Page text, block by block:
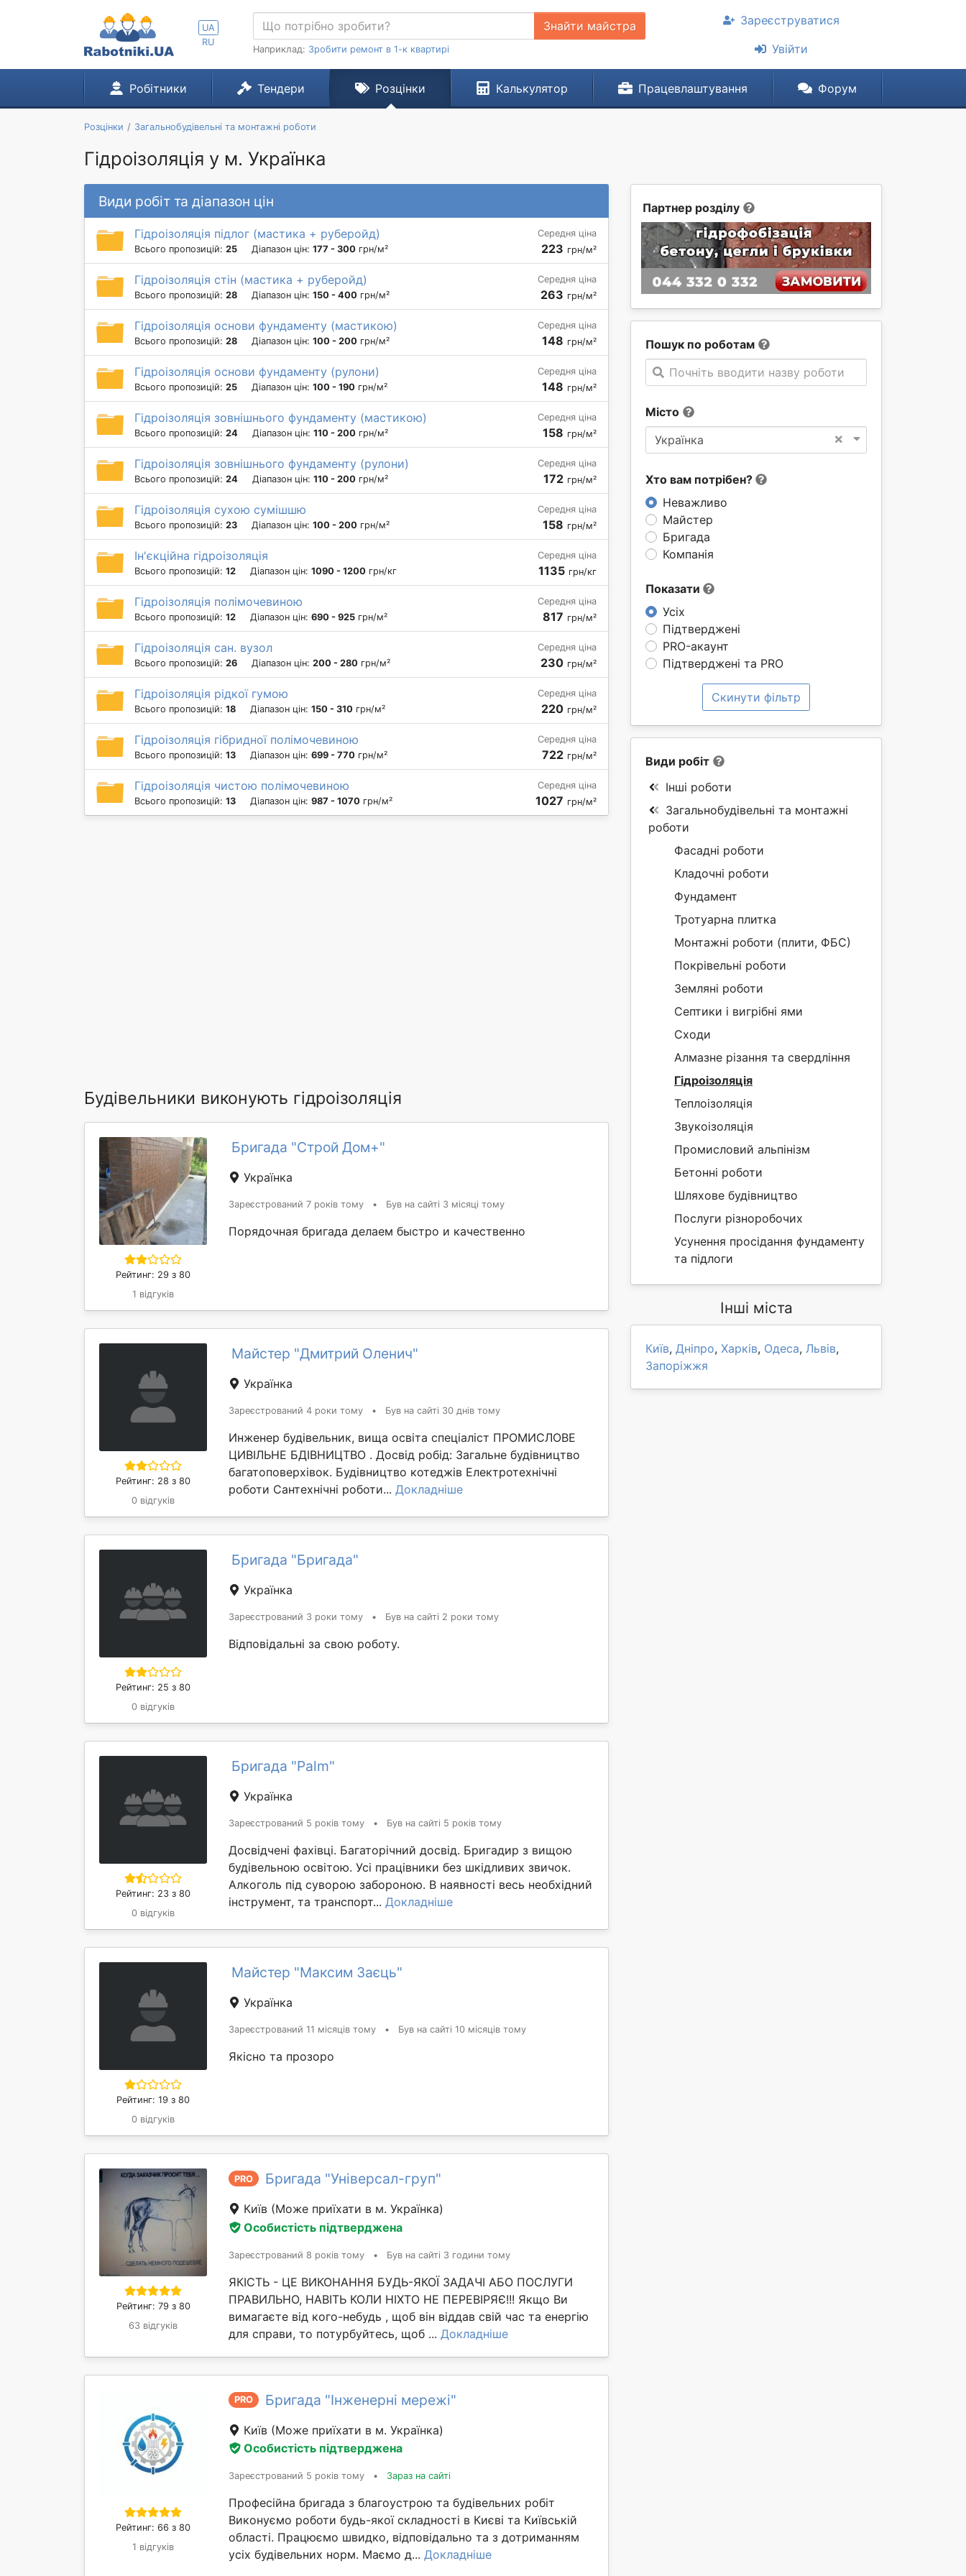
UA
RU
Знайти майстра
Наприклад: Зробити ремонт в 1-к квартирі
Зареєструватися
Увійти
Робітники Тендери Розцінки Калькулятор Працевлаштування Форум
Розцінки Загальнобудівельні та монтажні роботи
Гідроізоляція у м. Українка
Партнер розділу
Пошук по роботам
Почніть вводити назву роботи
Місто
×
Українка
Хто вам потрібен?
Неважливо
Майстер
Бригада
Компанія
Показати
Усіх
Підтверджені
PRO-акаунт
Підтверджені та PRO
Скинути фільтр
Види робіт та діапазон цін
Гідроізоляція підлог (мастика + руберойд)
Всього пропозицій: 25 Діапазон цін: 177 - 300 грн/м²
Середня ціна
223 грн/м²
Гідроізоляція стін (мастика + руберойд)
Всього пропозицій: 28 Діапазон цін: 150 - 400 грн/м²
Середня ціна
263 грн/м²
Гідроізоляція основи фундаменту (мастикою)
Всього пропозицій: 28 Діапазон цін: 100 - 200 грн/м²
Середня ціна
148 грн/м²
Гідроізоляція основи фундаменту (рулони)
Всього пропозицій: 25 Діапазон цін: 100 - 190 грн/м²
Середня ціна
148 грн/м²
Гідроізоляція зовнішнього фундаменту (мастикою)
Всього пропозицій: 24 Діапазон цін: 110 - 200 грн/м²
Середня ціна
158 грн/м²
Гідроізоляція зовнішнього фундаменту (рулони)
Всього пропозицій: 24 Діапазон цін: 110 - 200 грн/м²
Середня ціна
172 грн/м²
Гідроізоляція сухою сумішшю
Всього пропозицій: 23 Діапазон цін: 100 - 200 грн/м²
Середня ціна
158 грн/м²
Ін'єкційна гідроізоляція
Всього пропозицій: 12 Діапазон цін: 1090 - 1200 грн/кг
Середня ціна
1135 грн/кг
Гідроізоляція полімочевиною
Всього пропозицій: 12 Діапазон цін: 690 - 925 грн/м²
Середня ціна
817 грн/м²
Гідроізоляція сан. вузол
Всього пропозицій: 26 Діапазон цін: 200 - 280 грн/м²
Середня ціна
230 грн/м²
Гідроізоляція рідкої гумою
Всього пропозицій: 18 Діапазон цін: 150 - 310 грн/м²
Середня ціна
220 грн/м²
Гідроізоляція гібридної полімочевиною
Всього пропозицій: 13 Діапазон цін: 699 - 770 грн/м²
Середня ціна
722 грн/м²
Гідроізоляція чистою полімочевиною
Всього пропозицій: 13 Діапазон цін: 987 - 1070 грн/м²
Середня ціна
1027 грн/м²
Будівельники виконують гідроізоляція
Рейтинг: 29 з 80
1 відгуків
Бригада "Строй Дом+"
Українка
Зареєстрований 7 років тому • Був на сайті 3 місяці тому
Порядочная бригада делаем быстро и качественно
Рейтинг: 28 з 80
0 відгуків
Майстер "Дмитрий Оленич"
Українка
Зареєстрований 4 роки тому • Був на сайті 30 днів тому
Инженер будівельник, вища освіта спеціаліст ПРОМИСЛОВЕ
ЦИВІЛЬНЕ БДІВНИЦТВО . Досвід робід: Загальне будівництво
багатоповерхівок. Будівництво котеджів Електротехнічні
роботи Сантехнічні роботи... Докладніше
Рейтинг: 25 з 80
0 відгуків
Бригада "Бригада"
Українка
Зареєстрований 3 роки тому • Був на сайті 2 роки тому
Відповідальні за свою роботу.
Рейтинг: 23 з 80
0 відгуків
Бригада "Palm"
Українка
Зареєстрований 5 років тому • Був на сайті 5 років тому
Досвідчені фахівці. Багаторічний досвід. Бригадир з вищою
будівельною освітою. Усі працівники без шкідливих звичок.
Алкоголь під суворою забороною. В наявності весь необхідний
інструмент, та транспорт... Докладніше
Рейтинг: 19 з 80
0 відгуків
Майстер "Максим Заєць"
Українка
Зареєстрований 11 місяців тому • Був на сайті 10 місяців тому
Якісно та прозоро
Рейтинг: 79 з 80
63 відгуків
PRO Бригада "Універсал-груп"
Київ (Може приїхати в м. Українка)
Особистість підтверджена
Зареєстрований 8 років тому • Був на сайті 3 години тому
ЯКІСТЬ - ЦЕ ВИКОНАННЯ БУДЬ-ЯКОЇ ЗАДАЧІ АБО ПОСЛУГИ
ПРАВИЛЬНО, НАВІТЬ КОЛИ НІХТО НЕ ПЕРЕВІРЯЄ!!! Якщо Ви
вимагаєте від кого-небудь , щоб він віддав свій час та енергію
для справи, то потурбуйтесь, щоб ... Докладніше
Рейтинг: 66 з 80
1 відгуків
PRO Бригада "Інженерні мережі"
Київ (Може приїхати в м. Українка)
Особистість підтверджена
Зареєстрований 5 років тому • Зараз на сайті
Професійна бригада з благоустрою та будівельних робіт
Виконуємо роботи будь-якої складності в Києві та Київській
області. Працюємо швидко, відповідально та з дотриманням
усіх будівельних норм. Маємо д... Докладніше
Види робіт
Інші роботи
Загальнобудівельні та монтажні
роботи
Фасадні роботи
Кладочні роботи
Фундамент
Тротуарна плитка
Монтажні роботи (плити, ФБС)
Покрівельні роботи
Земляні роботи
Септики і вигрібні ями
Сходи
Алмазне різання та свердління
Гідроізоляція
Теплоізоляція
Звукоізоляція
Промисловий альпінізм
Бетонні роботи
Шляхове будівництво
Послуги різноробочих
Усунення просідання фундаменту
та підлоги
Інші міста
Київ, Дніпро, Харків, Одеса, Львів,
Запоріжжя